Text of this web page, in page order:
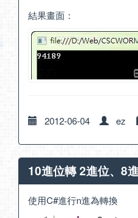
結果畫面：
2012-06-04 ez
10進位轉 2進位、8
使用C#進行n進為轉換